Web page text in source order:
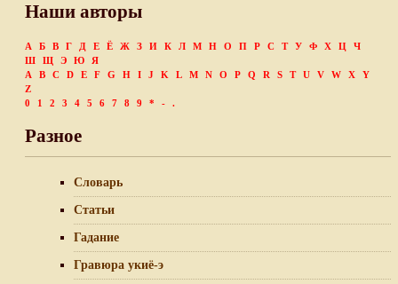
Наши авторы
А Б В Г Д Е Ё Ж З И К Л М Н О П Р С Т У Ф Х Ц
Ч
Ш
Щ Э Ю
Я
A
B C D E F G H I J K L M N O P Q R S T U V W X
Y
Z
0
1 2 3 4 5 6 7 8 9 * - .
Разное
Словарь
Статьи
Гадание
Гравюра укиё-э